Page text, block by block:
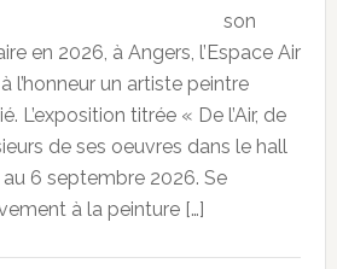
son
en 2026, à Angers, l’Espace Air
l’honneur un artiste peintre
L’exposition titrée « De l’Air, de
de ses oeuvres dans le hall
6 septembre 2026. Se
à la peinture […]